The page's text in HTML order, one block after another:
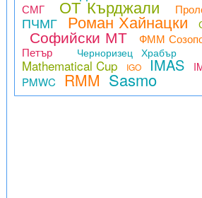
СМГ
ОТ Кърджали
ПЧМГ Роман Хайнацки
Софийски МТ ФММ
Петър
Черноризец Храбър
Mathematical Cup
IGO IMAS
PMWC RMM Sasmo